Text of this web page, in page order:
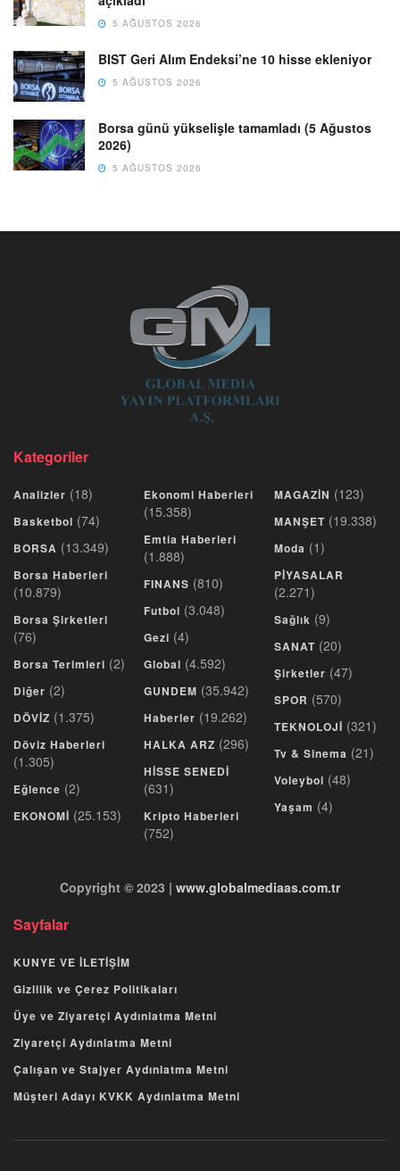
5 AĞUSTOS 2026
BIST Geri Alım Endeksi’ne 10 hisse ekleniyor
5 AĞUSTOS 2026
Borsa günü yükselişle tamamladı (5 Ağustos
2026)
5 AĞUSTOS 2026
Kategoriler
Analizler (18)
Basketbol (74)
BORSA (13.349)
Borsa Haberleri
(10.879)
Borsa Şirketleri
(76)
Borsa Terimleri (2)
Diğer (2)
DÖVİZ (1.375)
Döviz Haberleri
(1.305)
Eğlence (2)
EKONOMİ (25.153)
Ekonomi Haberleri
(15.358)
Emtia Haberleri
(1.888)
FINANS (810)
Futbol (3.048)
Gezi (4)
Global (4.592)
GUNDEM (35.942)
Haberler (19.262)
HALKA ARZ (296)
HİSSE SENEDİ
(631)
Kripto Haberleri
(752)
MAGAZİN (123)
MANŞET (19.338)
Moda (1)
PİYASALAR
(2.271)
Sağlık (9)
SANAT (20)
Şirketler (47)
SPOR (570)
TEKNOLOJİ (321)
Tv & Sinema (21)
Voleybol (48)
Yaşam (4)
Copyright © 2023 | www.globalmediaas.com.tr
Sayfalar
KUNYE VE İLETİŞİM
Gizlilik ve Çerez Politikaları
Üye ve Ziyaretçi Aydınlatma Metni
Ziyaretçi Aydınlatma Metni
Çalışan ve Stajyer Aydınlatma Metni
Müşteri Adayı KVKK Aydınlatma Metni